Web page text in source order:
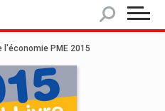
l'économie PME 2015